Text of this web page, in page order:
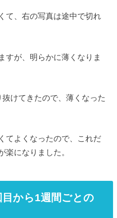
て、右の写真は途中で切れ
すが、明らかに薄くなりま
けてきたので、薄くなった
てよくなったので、これだ
楽になりました。
から1週間ごとの